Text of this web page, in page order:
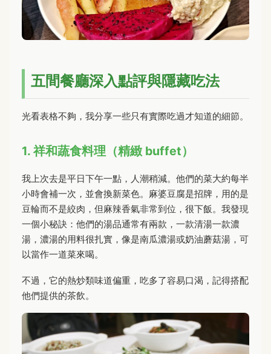
五間餐廳深入點評與隱藏吃法
光看表格不夠，我分享一些只有實際吃過才知道的細節。
1. 祥和蔬食料理（精緻 buffet）
我上次去是平日下午一點，人潮稍減。他們的菜大約每半
小時會補一次，並會換新菜色。麻婆豆腐是招牌，用的是
豆輪而不是絞肉，但麻辣香氣非常到位，很下飯。我發現
一個小秘訣：他們的湯品通常有兩款，一款清湯一款濃
湯，濃湯的用料很扎實，像是南瓜濃湯或奶油蘑菇湯，可
以當作一道菜來喝。
不過，它的熱炒類味道偏重，吃多了容易口渴，記得搭配
他們提供的茶飲。